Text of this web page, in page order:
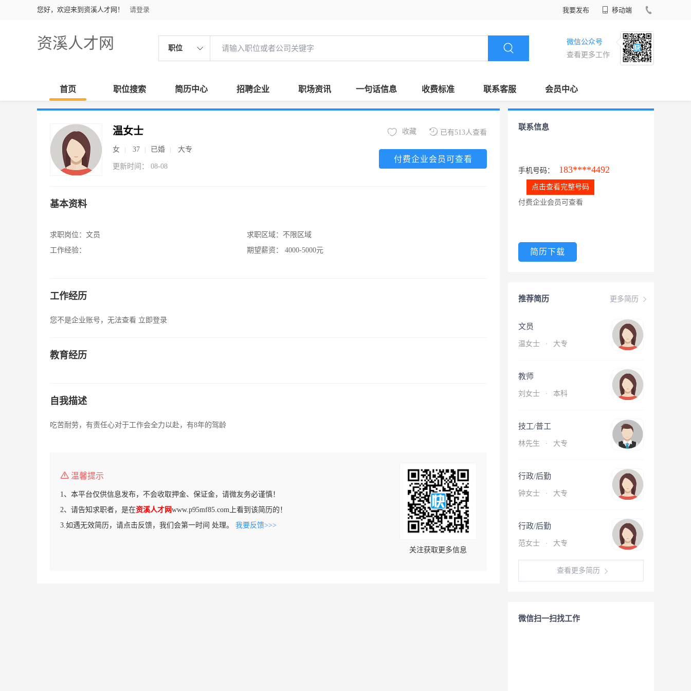
您好，欢迎来到资溪人才网！ 请登录 我要发布 移动端
资溪人才网 职位
微信公众号
查看更多工作
首页 职位搜索 简历中心 招聘企业 职场资讯 一句话信息 收费标准 联系客服 会员中心
温女士
女 37 已婚 大专
更新时间： 08-08
已有513人查看
收藏
付费企业会员可查看
基本资料
求职岗位： 文员
工作经验：
求职区域： 不限区域
期望薪资：
4000-5000元
工作经历
您不是企业账号，无法查看 立即登录
教育经历
自我描述
吃苦耐劳，有责任心对于工作会全力以赴，有8年的驾龄
温馨提示
1、本平台仅供信息发布，不会收取押金、保证金，请微友务必谨慎！
2、请告知求职者，是在资溪人才网www.p95mf85.com上看到该简历的！
3.如遇无效简历，请点击反馈，我们会第一时间 处理。 我要反馈>>>
关注获取更多信息
联系信息
手机号码： 183****4492
点击查看完整号码
付费企业会员可查看
简历下载
更多简历
推荐简历
文员
温女士 · 大专
教师
刘女士 · 本科
技工/普工
林先生 · 大专
行政/后勤
钟女士 · 大专
行政/后勤
范女士 · 大专
查看更多简历
微信扫一扫找工作